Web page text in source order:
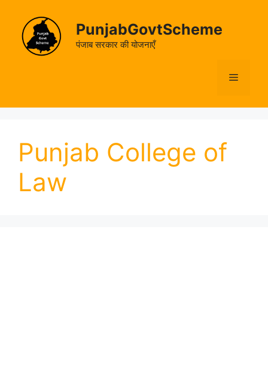
content
PunjabGovtScheme
पंजाब सरकार की योजनाएँ
Menu
Punjab College of
Law